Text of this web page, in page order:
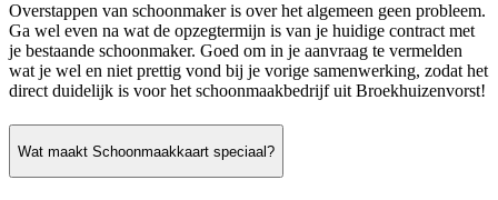
Overstappen van schoonmaker is over het algemeen geen probleem.
Ga wel even na wat de opzegtermijn is van je huidige contract met
je bestaande schoonmaker. Goed om in je aanvraag te vermelden
wat je wel en niet prettig vond bij je vorige samenwerking, zodat het
direct duidelijk is voor het schoonmaakbedrijf uit Broekhuizenvorst!
Wat maakt Schoonmaakkaart speciaal?